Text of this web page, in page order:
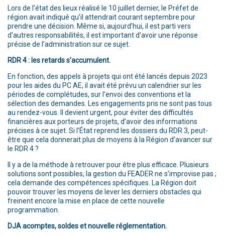
Lors de l’état des lieux réalisé le 10 juillet dernier, le Préfet de
région avait indiqué qu’il attendrait courant septembre pour
prendre une décision. Même si, aujourd’hui, il est parti vers
d’autres responsabilités, il est important d’avoir une réponse
précise de l’administration sur ce sujet.
RDR 4 : les retards s’accumulent.
En fonction, des appels à projets qui ont été lancés depuis 2023
pour les aides du PC AE, il avait été prévu un calendrier sur les
périodes de complétudes, sur l’envoi des conventions et la
sélection des demandes. Les engagements pris ne sont pas tous
au rendez-vous. Il devient urgent, pour éviter des difficultés
financières aux porteurs de projets, d’avoir des informations
précises à ce sujet. Si l’État reprend les dossiers du RDR 3, peut-
être que cela donnerait plus de moyens à la Région d’avancer sur
le RDR 4 ?
Il y a de la méthode à retrouver pour être plus efficace. Plusieurs
solutions sont possibles, la gestion du FEADER ne s’improvise pas ;
cela demande des compétences spécifiques. La Région doit
pouvoir trouver les moyens de lever les derniers obstacles qui
freinent encore la mise en place de cette nouvelle
programmation.
DJA acomptes, soldes et nouvelle réglementation.